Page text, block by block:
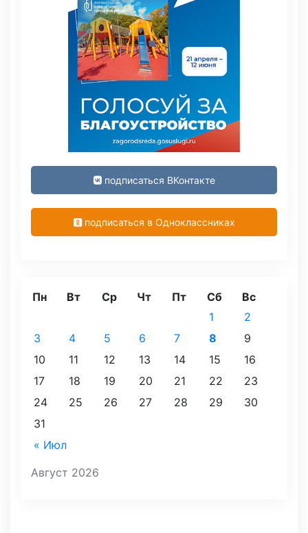
подписаться ВКонтакте
подписаться в Одноклассниках
Август 2026
Пн Вт Ср Чт Пт Сб Вс
« Июл
1
2
3
4 5 6 7 8
9
10
11 12 13 14 15
16
17
18 19 20 21 22
23
24
25 26 27 28 29
30
31